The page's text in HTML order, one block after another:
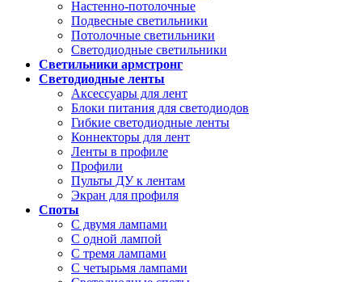
Настенно-потолочные
Подвесные светильники
Потолочные светильники
Светодиодные светильники
Светильники армстронг
Светодиодные ленты
Аксессуары для лент
Блоки питания для светодиодов
Гибкие светодиодные ленты
Коннекторы для лент
Ленты в профиле
Профили
Пульты ДУ к лентам
Экран для профиля
Споты
С двумя лампами
С одной лампой
С тремя лампами
С четырьмя лампами